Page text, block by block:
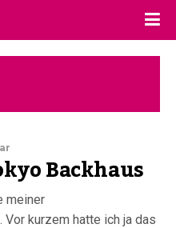
Backhaus
meiner
Vor kurzem hatte ich ja das